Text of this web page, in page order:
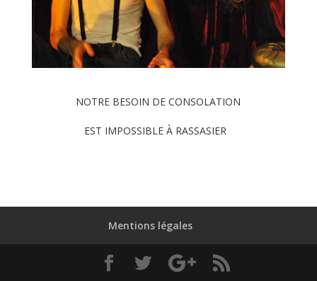
NOTRE BESOIN DE CONSOLATION
EST IMPOSSIBLE À RASSASIER
Mentions légales